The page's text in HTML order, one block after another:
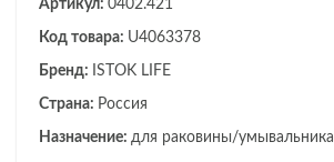
Артикул: 0402.421
Код товара: U4063378
Бренд: ISTOK LIFE
Страна: Россия
Назначение: для раковины/умывальника